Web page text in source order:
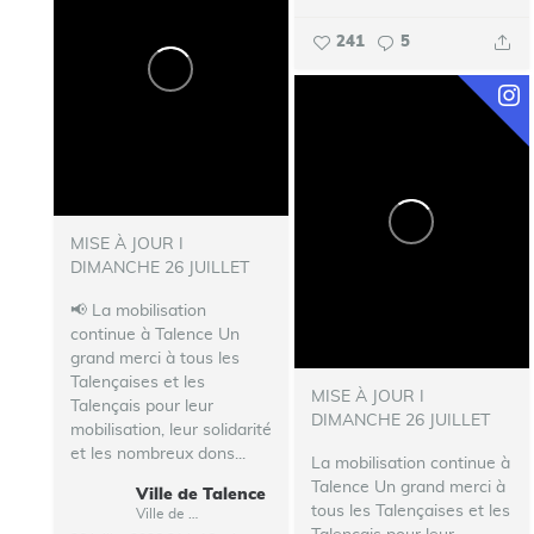
241 5
MISE À JOUR I
DIMANCHE 26 JUILLET
📢 La mobilisation
continue à Talence Un
grand merci à tous les
Talençaises et les
Talençais pour leur
mobilisation, leur solidarité
et les nombreux dons...
Ville de Talence
MISE À JOUR I
DIMANCHE 26 JUILLET
La mobilisation continue à
Talence Un grand merci à
tous les Talençaises et les